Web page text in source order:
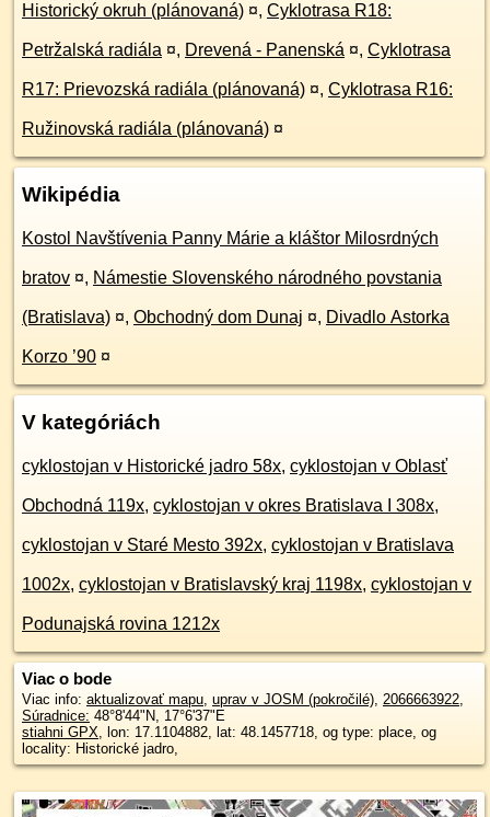
Historický okruh (plánovaná) ¤, Cyklotrasa R18:
Petržalská radiála ¤, Drevená - Panenská ¤, Cyklotrasa
R17: Prievozská radiála (plánovaná) ¤, Cyklotrasa R16:
Ružinovská radiála (plánovaná) ¤
Wikipédia
Kostol Navštívenia Panny Márie a kláštor Milosrdných
bratov ¤, Námestie Slovenského národného povstania
(Bratislava) ¤, Obchodný dom Dunaj ¤, Divadlo Astorka
Korzo ’90 ¤
V kategóriách
cyklostojan v Historické jadro 58x, cyklostojan v Oblasť
Obchodná 119x, cyklostojan v okres Bratislava I 308x,
cyklostojan v Staré Mesto 392x, cyklostojan v Bratislava
1002x, cyklostojan v Bratislavský kraj 1198x, cyklostojan v
Podunajská rovina 1212x
Viac o bode
Viac info: aktualizovať mapu, uprav v JOSM (pokročilé), 2066663922,
Súradnice: 48°8'44"N, 17°6'37"E
stiahni GPX, lon: 17.1104882, lat: 48.1457718, og type: place, og
locality: Historické jadro,